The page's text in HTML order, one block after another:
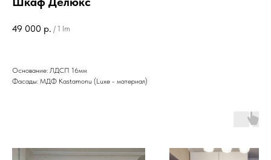
49 000 р. / 1 lm
Основание: ЛДСП 16мм
Фасады: МДФ Kastamonu (Luxe - материал)